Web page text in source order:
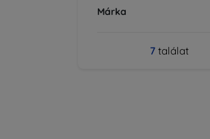
Márka
7találat